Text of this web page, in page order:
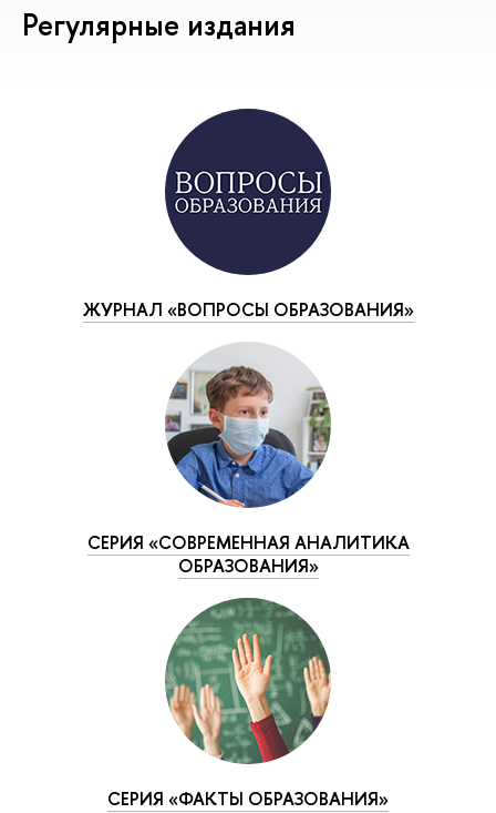
Регулярные издания
ЖУРНАЛ «ВОПРОСЫ ОБРАЗОВАНИЯ»
СЕРИЯ «СОВРЕМЕННАЯ АНАЛИТИКА
ОБРАЗОВАНИЯ»
СЕРИЯ «ФАКТЫ ОБРАЗОВАНИЯ»